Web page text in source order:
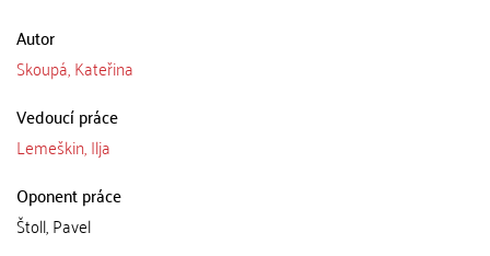
Autor
Skoupá, Kateřina
Vedoucí práce
Lemeškin, Ilja
Oponent práce
Štoll, Pavel